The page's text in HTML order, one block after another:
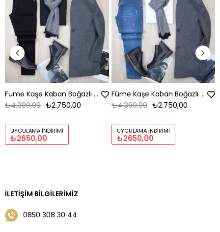
Füme Kaşe Kaban Boğazlı Body Pantolon Bot Kombin
₺2.750,00
₺4.399,99
UYGULAMA İNDIRIMI
₺2650,00
Füme Kaşe Kaban Boğazlı Body Pantolon Bot Kombin
₺2.750,00
₺4.399,99
UYGULAMA İNDIRIMI
₺2650,00
İLETIŞIM BILGILERIMIZ
0850 308 30 44